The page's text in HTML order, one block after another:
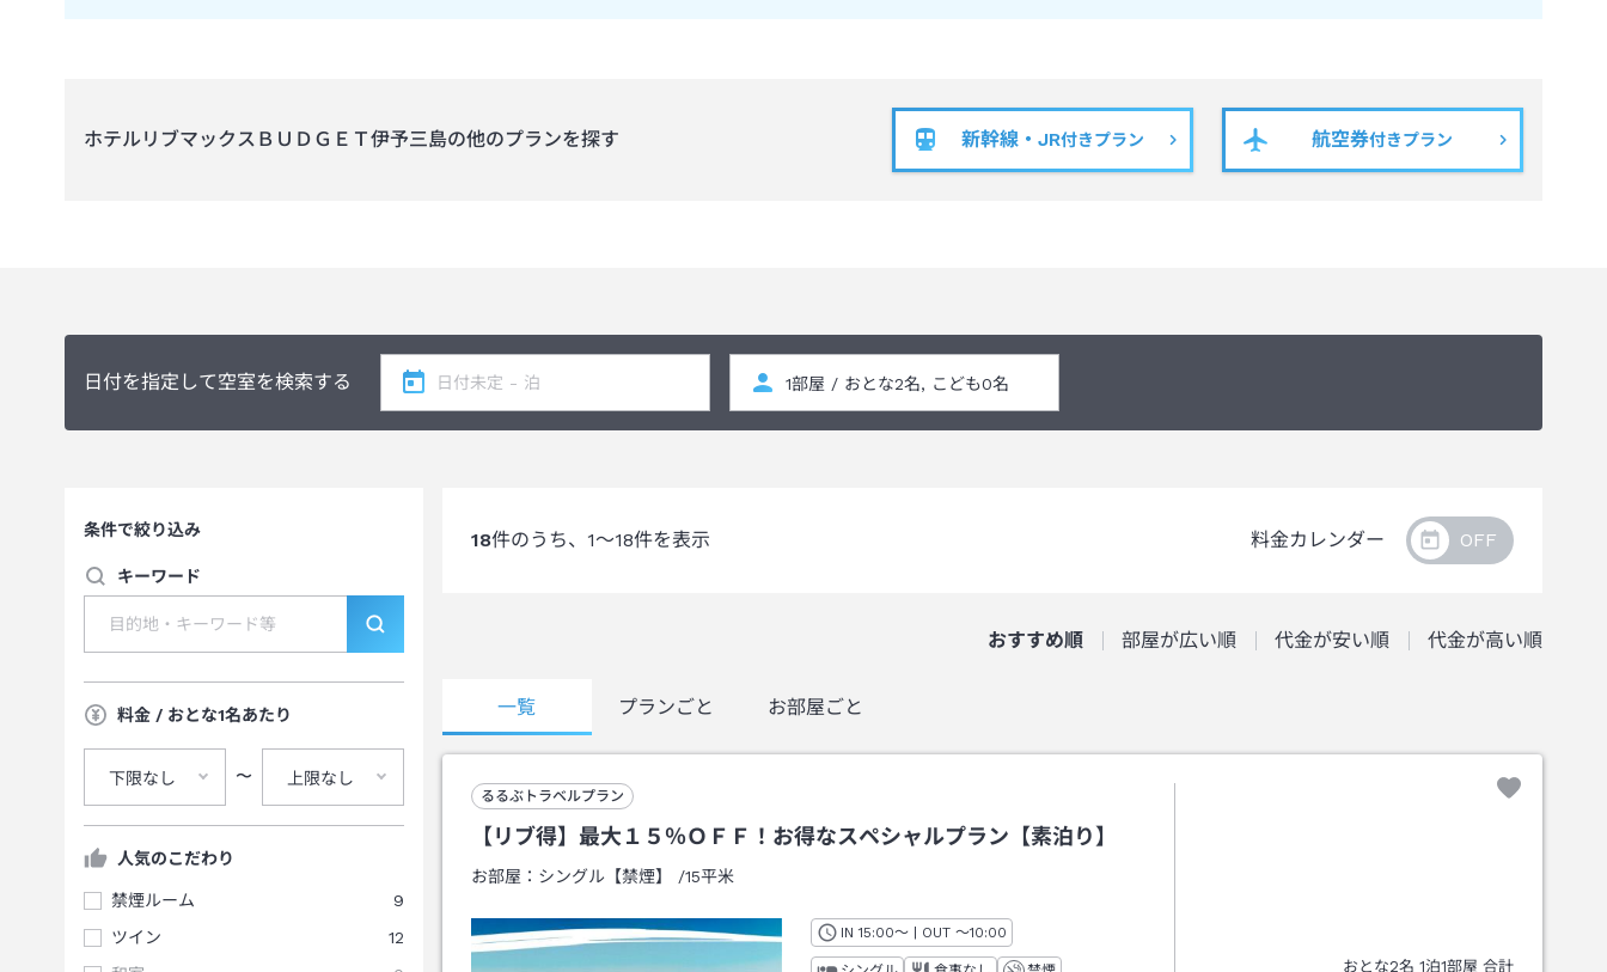
ホテルリブマックスＢＵＤＧＥＴ伊予三島の他のプランを探す 新幹線・JR付きプラン 航空券付きプラン
日付を指定して空室を検索する
条件で絞り込み
キーワード
料金 / おとな1名あたり
下限なし 〜 上限なし
人気のこだわり
禁煙ルーム
9
ツイン
12
18件のうち、 1～18件を表示 料金カレンダー
おすすめ順 部屋が広い順 代金が安い順 代金が高い順
一覧 プランごと お部屋ごと
るるぶトラベルプラン
【リブ得】最大１５％ＯＦＦ！お得なスペシャルプラン【素泊り】
お部屋： シングル【禁煙】 /15平米
IN チェックイン
15:00～ | OUT チェックアウト
～10:00
おとな2名 1泊1部屋 合計